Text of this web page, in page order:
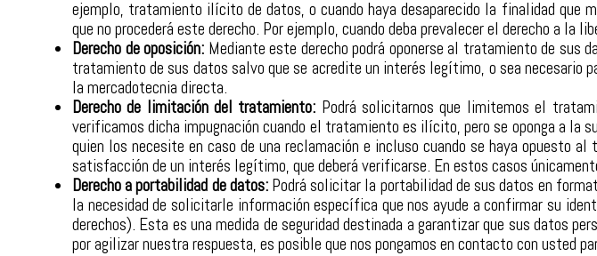
ejemplo, tratamiento ilícito de datos, o cuando haya desaparecido la finalidad que
que no procederá este derecho. Por ejemplo, cuando deba prevalecer el derecho a la
Derecho de oposición: Mediante este derecho podrá oponerse al tratamiento de sus
tratamiento de sus datos salvo que se acredite un interés legítimo, o sea necesario
la mercadotecnia directa.
Derecho de limitación del tratamiento: Podrá solicitarnos que limitemos el
verificamos dicha impugnación cuando el tratamiento es ilícito, pero se oponga a
quien los necesite en caso de una reclamación e incluso cuando se haya opuesto
satisfacción de un interés legítimo, que deberá verificarse. En estos casos
Derecho a portabilidad de datos: Podrá solicitar la portabilidad de sus datos en
la necesidad de solicitarle información específica que nos ayude a confirmar su
derechos). Esta es una medida de seguridad destinada a garantizar que sus datos
por agilizar nuestra respuesta, es posible que nos pongamos en contacto con usted